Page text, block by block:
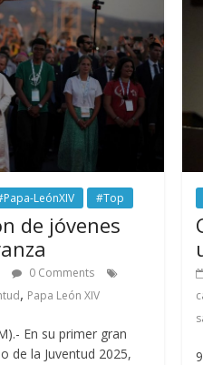
LeónXIV #Top
de jóvenes
0 Comments
, Papa León XIV
En su primer gran
de la Juventud 2025,